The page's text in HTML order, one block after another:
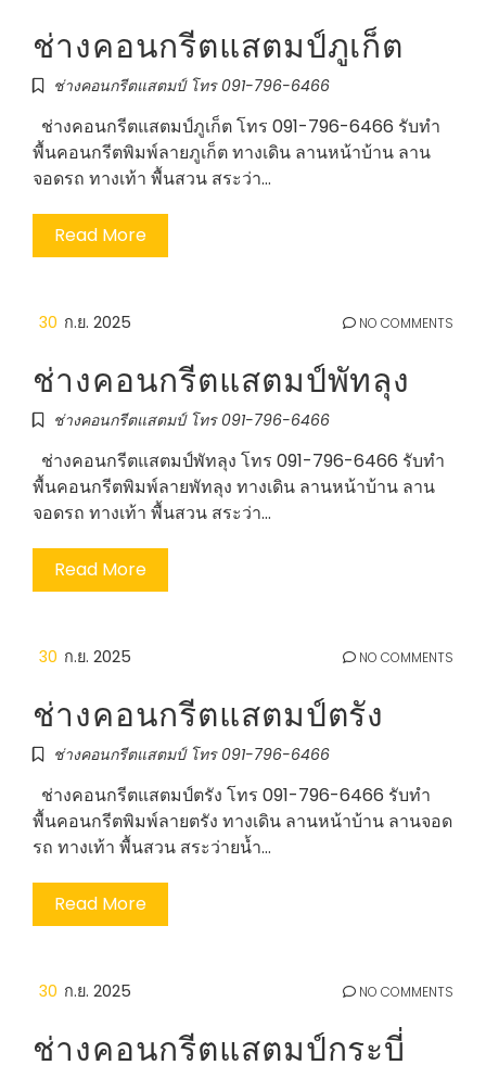
ช่างคอนกรีตแสตมป์ภูเก็ต
ช่างคอนกรีตแสตมป์ โทร 091-796-6466
ช่างคอนกรีตแสตมป์ภูเก็ต โทร 091-796-6466 รับทำ
พื้นคอนกรีตพิมพ์ลายภูเก็ต ทางเดิน ลานหน้าบ้าน ลาน
จอดรถ ทางเท้า พื้นสวน สระว่า…
Read More
30 ก.ย. 2025 NO COMMENTS
ช่างคอนกรีตแสตมป์พัทลุง
ช่างคอนกรีตแสตมป์ โทร 091-796-6466
ช่างคอนกรีตแสตมป์พัทลุง โทร 091-796-6466 รับทำ
พื้นคอนกรีตพิมพ์ลายพัทลุง ทางเดิน ลานหน้าบ้าน ลาน
จอดรถ ทางเท้า พื้นสวน สระว่า…
Read More
30 ก.ย. 2025 NO COMMENTS
ช่างคอนกรีตแสตมป์ตรัง
ช่างคอนกรีตแสตมป์ โทร 091-796-6466
ช่างคอนกรีตแสตมป์ตรัง โทร 091-796-6466 รับทำ
พื้นคอนกรีตพิมพ์ลายตรัง ทางเดิน ลานหน้าบ้าน ลานจอด
รถ ทางเท้า พื้นสวน สระว่ายน้ำ…
Read More
30 ก.ย. 2025 NO COMMENTS
ช่างคอนกรีตแสตมป์กระบี่